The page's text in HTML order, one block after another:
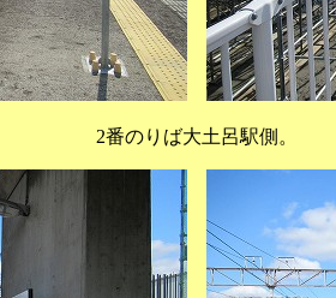
2番のりば大土呂駅側。